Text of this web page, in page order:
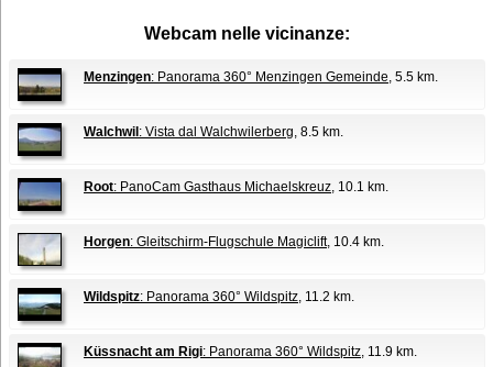
Webcam nelle vicinanze:
Menzingen: Panorama 360° Menzingen Gemeinde, 5.5 km.
Walchwil : Vista dal Walchwilerberg, 8.5 km.
Root: PanoCam Gasthaus Michaelskreuz, 10.1 km.
Horgen: Gleitschirm-Flugschule Magiclift, 10.4 km.
Wildspitz: Panorama 360° Wildspitz, 11.2 km.
Küssnacht am Rigi: Panorama 360° Wildspitz, 11.9 km.